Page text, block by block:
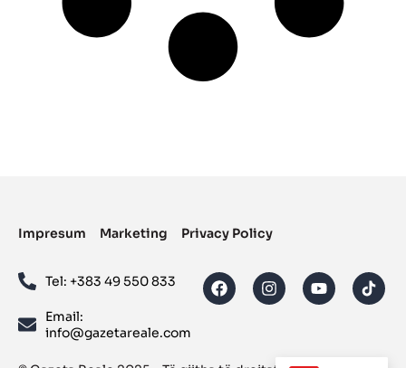
Impresum Marketing Privacy Policy
Tel: ‪+383 49 550 833‬
Email:
info@gazetareale.com